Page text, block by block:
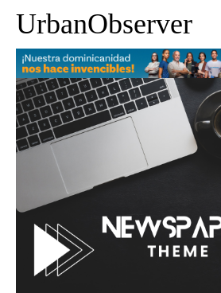
UrbanObserver